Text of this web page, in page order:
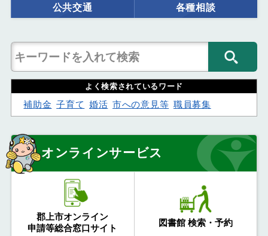
公共交通 各種相談
よく検索されているワード
補助金 子育て 婚活 市への意見等 職員募集
オンラインサービス
郡上市オンライン
申請等総合窓口サイト
図書館 検索・予約